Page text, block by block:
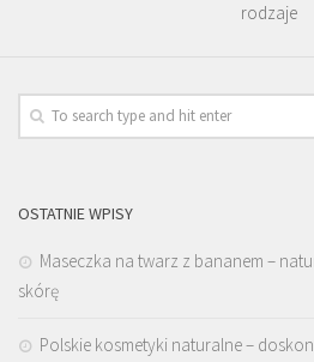
rodzaje
OSTATNIE WPISY
Maseczka na twarz z bananem –
skórę
Polskie kosmetyki naturalne –